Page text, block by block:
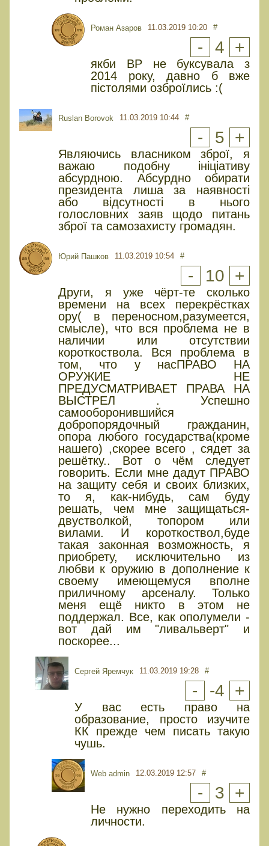
Роман Азаров 11.03.2019 10:20 #
- 4 +
якби ВР не буксувала з
2014 року, давно б вже
пістолями озброїлись :(
Ruslan Borovok 11.03.2019 10:44 #
- 5 +
Являючись власником зброї, я
важаю подобну ініціативу
абсурдною. Абсурдно обирати
президента лиша за наявності
або відсутності в нього
голословних заяв щодо питань
зброї та самозахисту громадян.
Юрий Пашков 11.03.2019 10:54 #
- 10 +
Други, я уже чёрт-те сколько
времени на всех перекрёстках
ору( в переносном,разумеется,
смысле), что вся проблема не в
наличии или отсутствии
короткоствола. Вся проблема в
том, что у насПРАВО НА
ОРУЖИЕ НЕ
ПРЕДУСМАТРИВАЕТ ПРАВА НА
ВЫСТРЕЛ . Успешно
самооборонившийся
добропорядочный гражданин,
опора любого государства(кроме
нашего) ,скорее всего , сядет за
решётку.. Вот о чём следует
говорить. Если мне дадут ПРАВО
на защиту себя и своих близких,
то я, как-нибудь, сам буду
решать, чем мне защищаться-
двустволкой, топором или
вилами. И короткоствол,буде
такая законная возможность, я
приобрету, исключительно из
любви к оружию в дополнение к
своему имеющемуся вполне
приличному арсеналу. Только
меня ещё никто в этом не
поддержал. Все, как ополумели -
вот дай им "ливальверт" и
поскорее...
Сергей Яремчук 11.03.2019 19:28 #
- -4 +
У вас есть право на
образование, просто изучите
КК прежде чем писать такую
чушь.
Web admin 12.03.2019 12:57 #
- 3 +
Не нужно переходить на
личности.